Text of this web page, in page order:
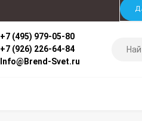
+7 (495) 979-05-80
+7 (926) 226-64-84
Info@Brend-Svet.ru